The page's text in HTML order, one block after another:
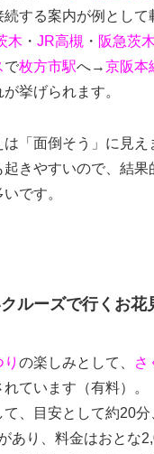
続する案内が例として
木 ・ JR高槻 ・ 阪急茨
で枚方市駅へ→京阪本
挙げられます。
は「面倒そう」に見え
起きやすいので、結果
です。
ルーズで行くお花
の楽しみとして、
さ
ています（有料）。
、目安として約20
あり、料金はおとな